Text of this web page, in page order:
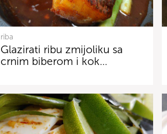
riba
Glazirati ribu zmijoliku sa
crnim biberom i kok…